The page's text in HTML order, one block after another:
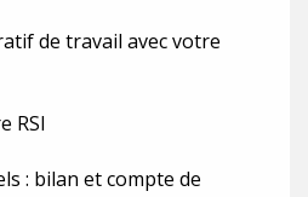
de travail avec votre
RSI
: bilan et compte de